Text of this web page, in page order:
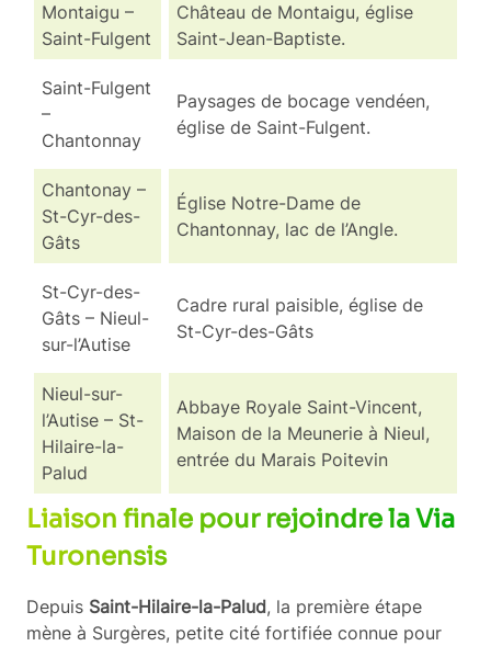
Montaigu –
Saint-Fulgent
Château de Montaigu, église
Saint-Jean-Baptiste.
Saint-Fulgent
–
Chantonnay
Paysages de bocage vendéen,
église de Saint-Fulgent.
Chantonay –
St-Cyr-des-
Gâts
Église Notre-Dame de
Chantonnay, lac de l’Angle.
St-Cyr-des-
Gâts – Nieul-
sur-l’Autise
Cadre rural paisible, église de
St-Cyr-des-Gâts
Nieul-sur-
l’Autise – St-
Hilaire-la-
Palud
Abbaye Royale Saint-Vincent,
Maison de la Meunerie à Nieul,
entrée du Marais Poitevin
Liaison finale pour rejoindre la Via
Turonensis
Depuis Saint-Hilaire-la-Palud, la première étape
mène à Surgères, petite cité fortifiée connue pour